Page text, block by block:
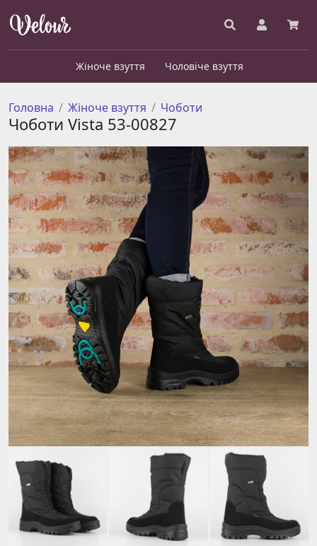
Жіноче взуття Чоловіче взуття
Головна Жіноче взуття Чоботи
Чоботи Vista 53-00827